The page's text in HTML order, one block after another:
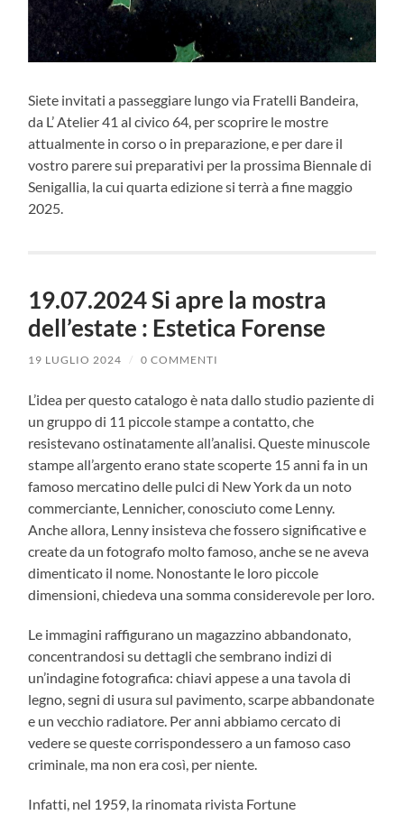
Siete invitati a passeggiare lungo via Fratelli Bandeira,
da L’ Atelier 41 al civico 64, per scoprire le mostre
attualmente in corso o in preparazione, e per dare il
vostro parere sui preparativi per la prossima Biennale di
Senigallia, la cui quarta edizione si terrà a fine maggio
2025.
19.07.2024 Si apre la mostra
dell’estate : Estetica Forense
19 LUGLIO 2024 / 0 COMMENTI
L’idea per questo catalogo è nata dallo studio paziente di
un gruppo di 11 piccole stampe a contatto, che
resistevano ostinatamente all’analisi. Queste minuscole
stampe all’argento erano state scoperte 15 anni fa in un
famoso mercatino delle pulci di New York da un noto
commerciante, Lennicher, conosciuto come Lenny.
Anche allora, Lenny insisteva che fossero significative e
create da un fotografo molto famoso, anche se ne aveva
dimenticato il nome. Nonostante le loro piccole
dimensioni, chiedeva una somma considerevole per loro.
Le immagini raffigurano un magazzino abbandonato,
concentrandosi su dettagli che sembrano indizi di
un’indagine fotografica: chiavi appese a una tavola di
legno, segni di usura sul pavimento, scarpe abbandonate
e un vecchio radiatore. Per anni abbiamo cercato di
vedere se queste corrispondessero a un famoso caso
criminale, ma non era così, per niente.
Infatti, nel 1959, la rinomata rivista Fortune